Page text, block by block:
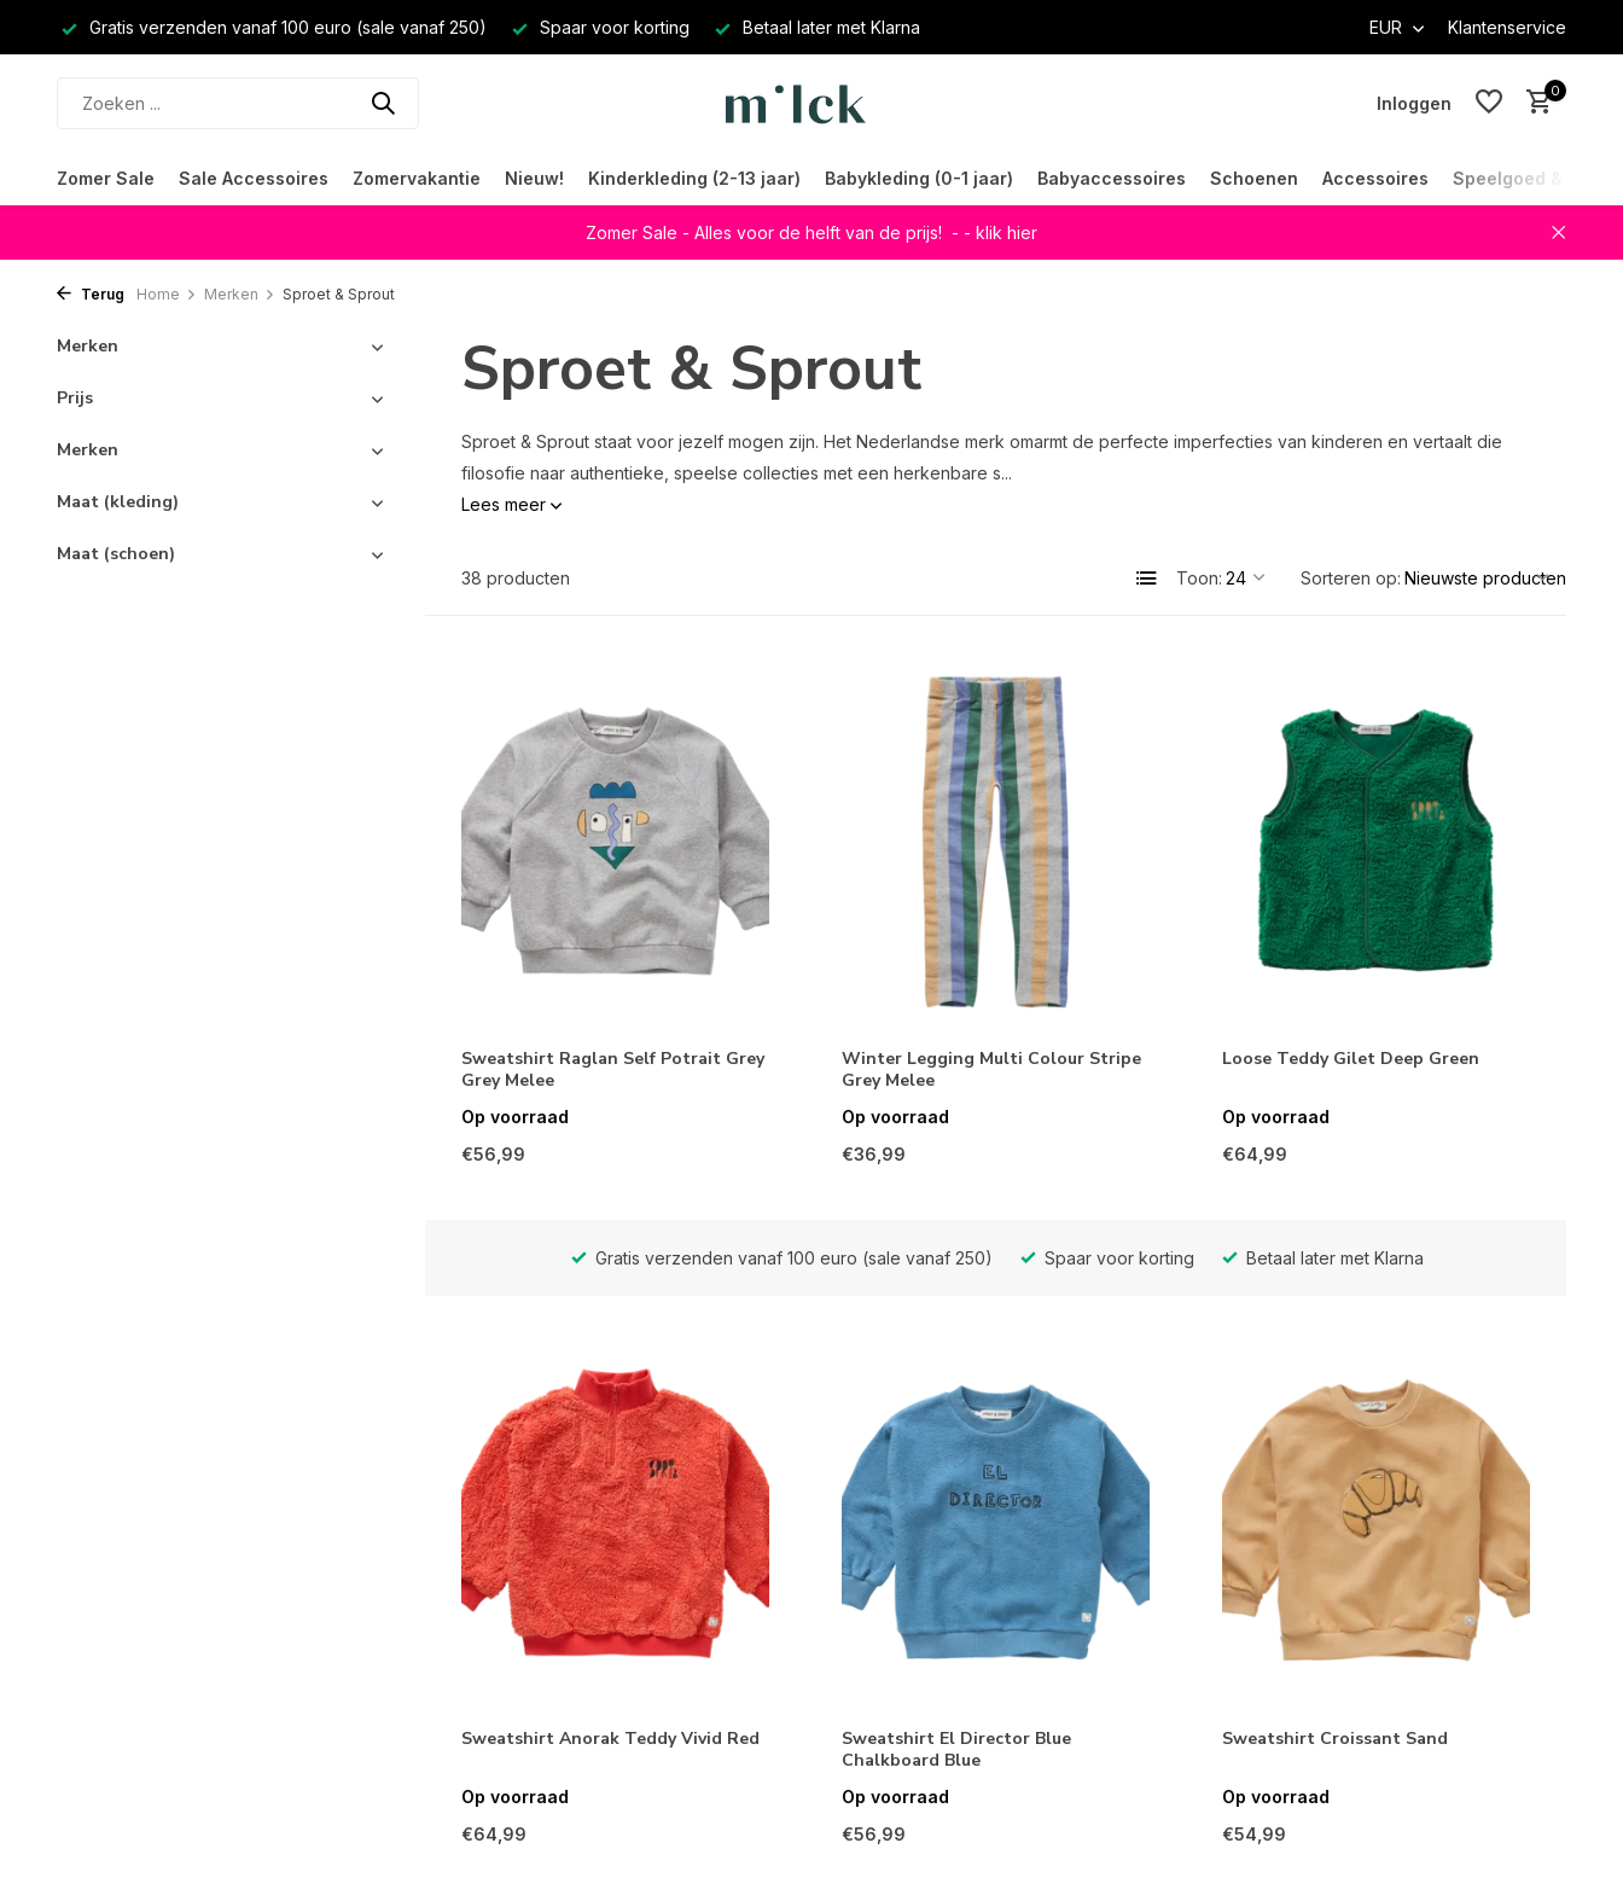
Gratis verzenden vanaf 100 euro (sale vanaf 250) Spaar voor korting Betaal later met Klarna EUR Klantenservice
Inloggen
0
Zomer Sale Sale Accessoires Zomervakantie Nieuw! Kinderkleding (2-13 jaar) Babykleding (0-1 jaar) Babyaccessoires Schoenen Accessoires Speelgoed &
Zomer Sale - Alles voor de helft van de prijs! - - klik hier
Terug Home Merken Sproet & Sprout
Merken
Prijs
Merken
Maat (kleding)
Maat (schoen)
Sproet & Sprout
Sproet & Sprout staat voor jezelf mogen zijn. Het Nederlandse merk omarmt de perfecte imperfecties van kinderen en vertaalt die
filosofie naar authentieke, speelse collecties met een herkenbare s...
Lees meer
38 producten Toon: Sorteren op:
Sweatshirt Raglan Self Potrait Grey
Grey Melee
Op voorraad
€56,99
Winter Legging Multi Colour Stripe
Grey Melee
Op voorraad
€36,99
Loose Teddy Gilet Deep Green
Op voorraad
€64,99
Gratis verzenden vanaf 100 euro (sale vanaf 250) Spaar voor korting Betaal later met Klarna
Sweatshirt Anorak Teddy Vivid Red
Op voorraad
€64,99
Sweatshirt El Director Blue
Chalkboard Blue
Op voorraad
€56,99
Sweatshirt Croissant Sand
Op voorraad
€54,99